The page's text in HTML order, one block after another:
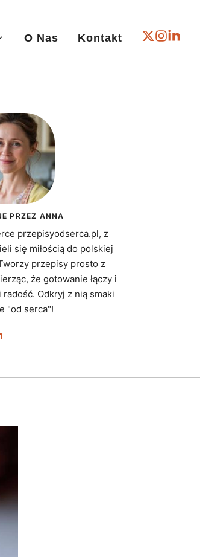
O Nas Kontakt
PRZEZ ANNA
przepisyodserca.pl, z
się miłością do polskiej
przepisy prosto z
że gotowanie łączy i
radość. Odkryj z nią smaki
"od serca"!